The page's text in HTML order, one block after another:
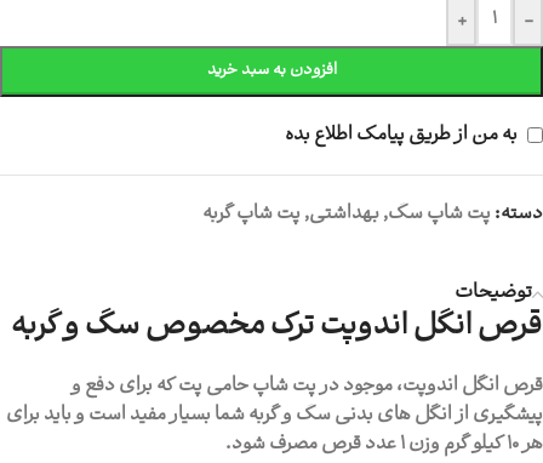
-
+
افزودن به سبد خرید
به من از طریق پیامک اطلاع بده
دسته:پت شاپ سگ,بهداشتی,پت شاپ گربه
توضیحات
قرص انگل اندوپت ترک مخصوص سگ و گربه
قرص انگل اندوپت، موجود در پت شاپ حامی پت که برای دفع و
پیشگیری از انگل های بدنی سگ و گربه شما بسیار مفید است و باید برای
هر 10 کیلو گرم وزن 1 عدد قرص مصرف شود.